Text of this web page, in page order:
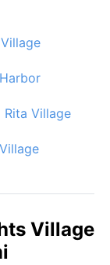
Village
Village